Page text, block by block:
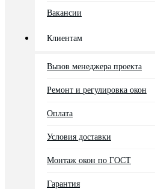
Вакансии
Клиентам
Вызов менеджера проекта
Ремонт и регулировка окон
Оплата
Условия доставки
Монтаж окон по ГОСТ
Гарантия